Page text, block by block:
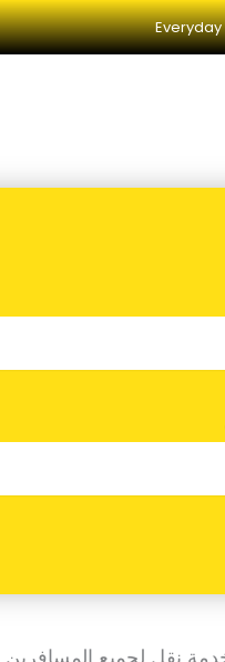
Everyday
نقل لجميع المسافرين